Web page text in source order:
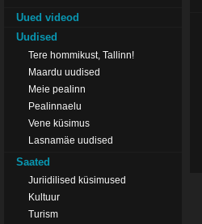
Uued videod
Uudised
Tere hommikust, Tallinn!
Maardu uudised
Meie pealinn
Pealinnaelu
Vene küsimus
Lasnamäe uudised
Saated
Juriidilised küsimused
Kultuur
Turism